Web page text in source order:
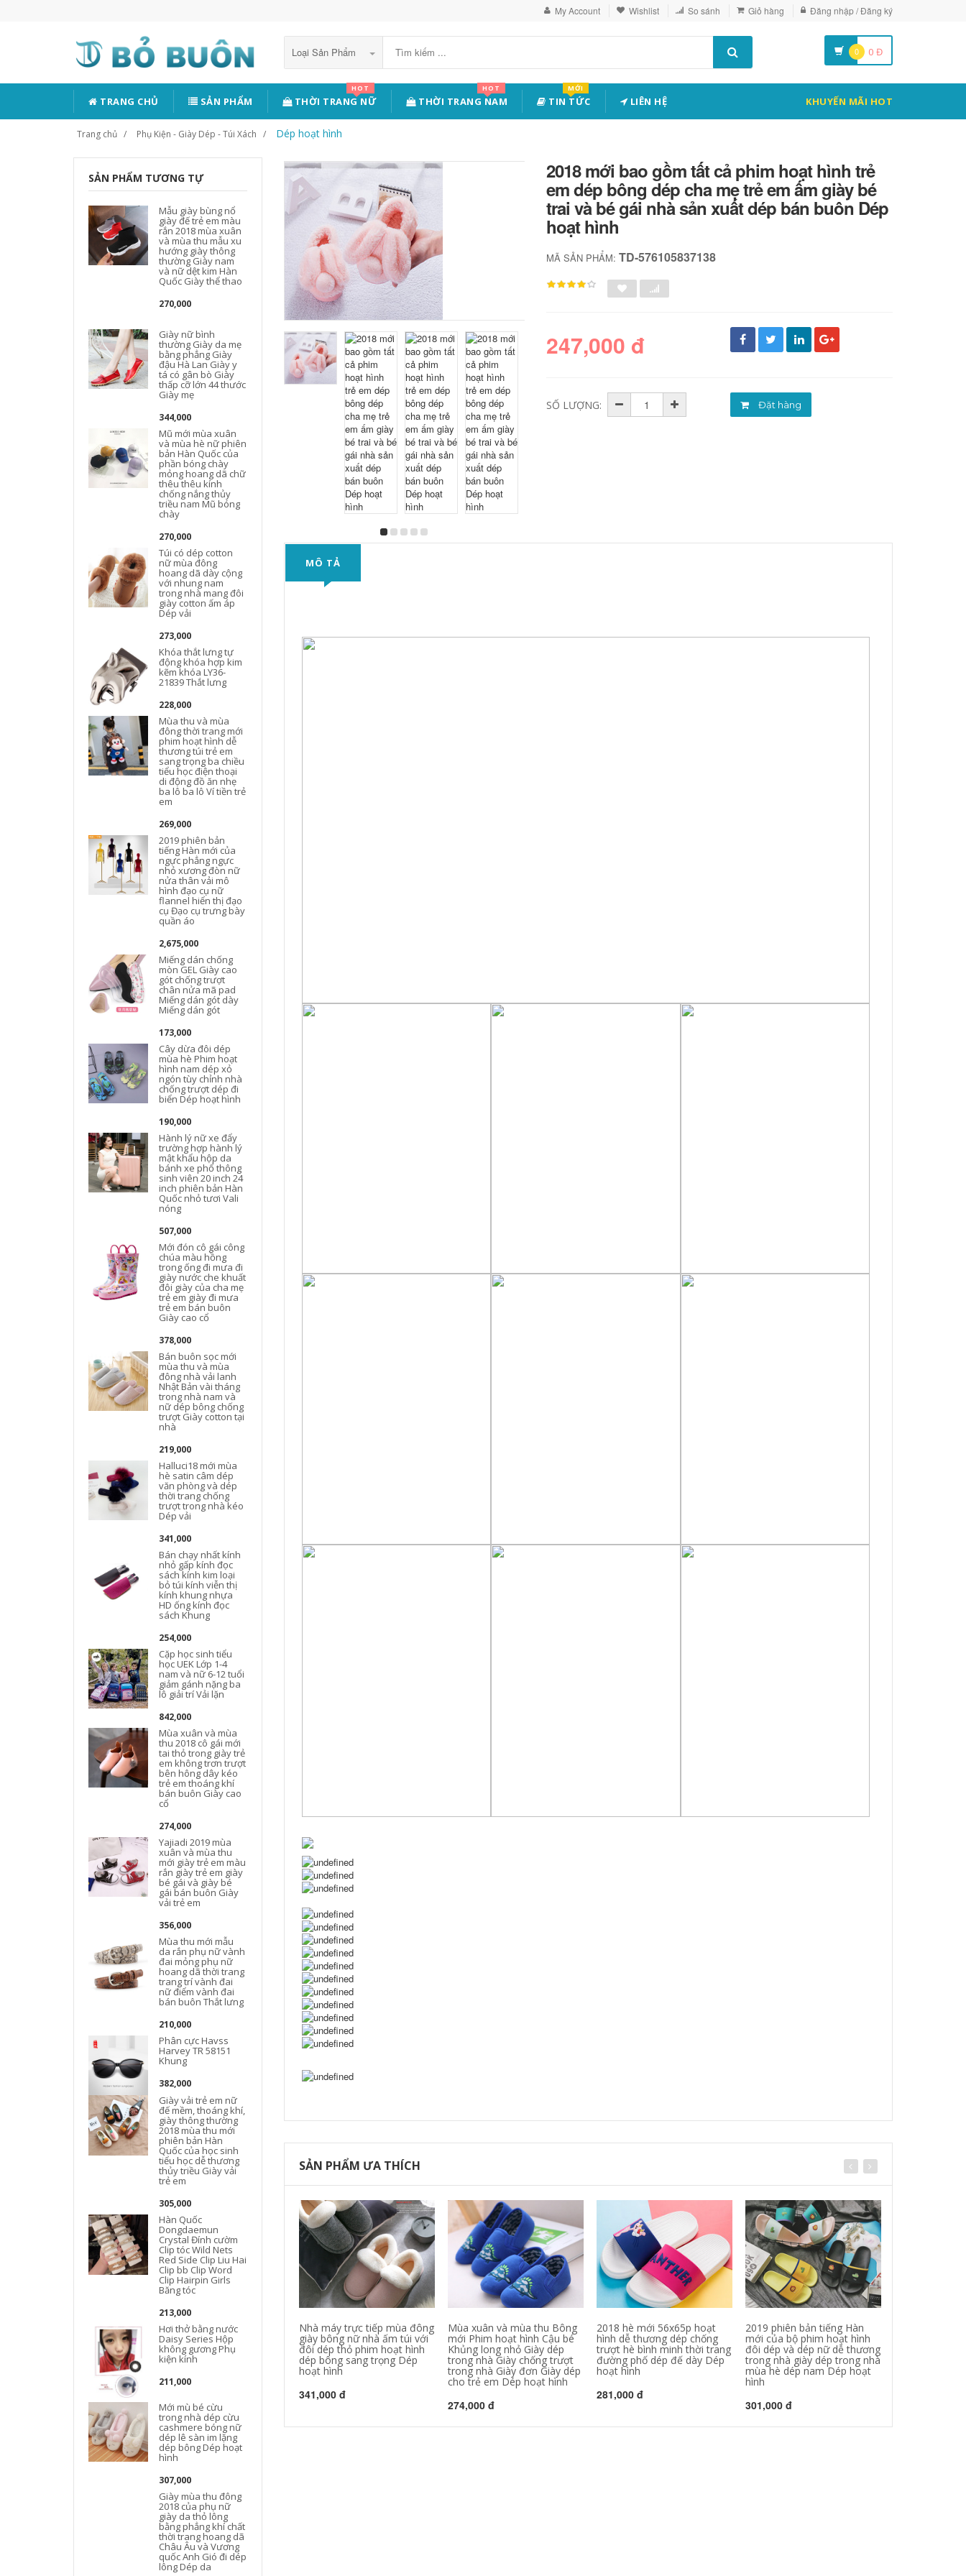
My Account Wishlist So sánh Giỏ hàng Đăng nhập / Đăng ký
Loại Sản Phẩm 0 0 Đ
TRANG CHỦ SẢN PHẨM THỜI TRANG NỮ
HOT
THỜI TRANG NAM
HOT
TIN TỨC
MỚI
LIÊN HỆ KHUYẾN MÃI HOT
Trang chủ Phụ Kiện - Giày Dép - Túi Xách Dép hoạt hình
SẢN PHẨM TƯƠNG TỰ
Mẫu giày bùng nổ
giày đế trẻ em màu
rắn 2018 mùa xuân
và mùa thu mẫu xu
hướng giày thông
thường Giày nam
và nữ dệt kim Hàn
Quốc Giày thể thao
270,000
Giày nữ bình
thường Giày da mẹ
bằng phẳng Giày
đậu Hà Lan Giày y
tá có gân bò Giày
thấp cỡ lớn 44 thước
Giày mẹ
344,000
Mũ mới mùa xuân
và mùa hè nữ phiên
bản Hàn Quốc của
phần bóng chày
mỏng hoang dã chữ
thêu thêu kính
chống nắng thủy
triều nam Mũ bóng
chày
270,000
Túi có dép cotton
nữ mùa đông
hoang dã dày cộng
với nhung nam
trong nhà mang đôi
giày cotton ấm áp
Dép vải
273,000
Khóa thắt lưng tự
động khóa hợp kim
kẽm khóa LY36-
21839 Thắt lưng
228,000
Mùa thu và mùa
đông thời trang mới
phim hoạt hình dễ
thương túi trẻ em
sang trọng ba chiều
tiểu học điện thoại
di động đồ ăn nhẹ
ba lô ba lô Ví tiền trẻ
em
269,000
2019 phiên bản
tiếng Hàn mới của
ngực phẳng ngực
nhỏ xương đòn nữ
nửa thân vải mô
hình đạo cụ nữ
flannel hiển thị đạo
cụ Đạo cụ trưng bày
quần áo
2,675,000
Miếng dán chống
mòn GEL Giày cao
gót chống trượt
chân nửa mã pad
Miếng dán gót dày
Miếng dán gót
173,000
Cây dừa đôi dép
mùa hè Phim hoạt
hình nam dép xỏ
ngón tùy chỉnh nhà
chống trượt dép đi
biển Dép hoạt hình
190,000
Hành lý nữ xe đẩy
trường hợp hành lý
mật khẩu hộp da
bánh xe phổ thông
sinh viên 20 inch 24
inch phiên bản Hàn
Quốc nhỏ tươi Vali
nóng
507,000
Mới đón cô gái công
chúa màu hồng
trong ống đi mưa đi
giày nước che khuất
đôi giày của cha mẹ
trẻ em giày đi mưa
trẻ em bán buôn
Giày cao cổ
378,000
Bán buôn sọc mới
mùa thu và mùa
đông nhà vải lanh
Nhật Bản vài tháng
trong nhà nam và
nữ dép bông chống
trượt Giày cotton tại
nhà
219,000
Halluci18 mới mùa
hè satin câm dép
văn phòng và dép
thời trang chống
trượt trong nhà kéo
Dép vải
341,000
Bán chạy nhất kính
nhỏ gấp kính đọc
sách kính kim loại
bỏ túi kính viễn thị
kính khung nhựa
HD ống kính đọc
sách Khung
254,000
Cặp học sinh tiểu
học UEK Lớp 1-4
nam và nữ 6-12 tuổi
giảm gánh nặng ba
lô giải trí Vải lặn
842,000
Mùa xuân và mùa
thu 2018 cô gái mới
tai thỏ trong giày trẻ
em không trơn trượt
bên hông dây kéo
trẻ em thoáng khí
bán buôn Giày cao
cổ
274,000
Yajiadi 2019 mùa
xuân và mùa thu
mới giày trẻ em màu
rắn giày trẻ em giày
bé gái và giày bé
gái bán buôn Giày
vải trẻ em
356,000
Mùa thu mới mẫu
da rắn phụ nữ vành
đai mỏng phụ nữ
hoang dã thời trang
trang trí vành đai
nữ điểm vành đai
bán buôn Thắt lưng
210,000
Phân cực Havss
Harvey TR 58151
Khung
382,000
Giày vải trẻ em nữ
đế mềm, thoáng khí,
giày thông thường
2018 mùa thu mới
phiên bản Hàn
Quốc của học sinh
tiểu học dễ thương
thủy triều Giày vải
trẻ em
305,000
Hàn Quốc
Dongdaemun
Crystal Đính cườm
Clip tóc Wild Nets
Red Side Clip Liu Hai
Clip bb Clip Word
Clip Hairpin Girls
Băng tóc
213,000
Hơi thở bằng nước
Daisy Series Hộp
không gương Phụ
kiện kính
211,000
Mới mù bé cừu
trong nhà dép cừu
cashmere bóng nữ
dép lê sàn im lặng
dép bông Dép hoạt
hình
307,000
Giày mùa thu đông
2018 của phụ nữ
giày da thỏ lông
bằng phẳng khí chất
thời trang hoang dã
Châu Âu và Vương
quốc Anh Gió đi dép
lông Dép da
2018 mới bao gồm tất cả phim hoạt hình trẻ
em dép bông dép cha mẹ trẻ em ấm giày bé
trai và bé gái nhà sản xuất dép bán buôn Dép
hoạt hình
MÃ SẢN PHẨM:TD-576105837138
247,000 đ
SỐ LƯỢNG: Đặt hàng
MÔ TẢ
SẢN PHẨM ƯA THÍCH
Nhà máy trực tiếp mùa đông
giày bông nữ nhà ấm túi với
đôi dép thỏ phim hoạt hình
dép bông sang trọng Dép
hoạt hình
341,000 đ
Mùa xuân và mùa thu Bông
mới Phim hoạt hình Cậu bé
Khủng long nhỏ Giày dép
trong nhà Giày chống trượt
trong nhà Giày đơn Giày dép
cho trẻ em Dép hoạt hình
274,000 đ
2018 hè mới 56x65p hoạt
hình dễ thương dép chống
trượt hè bình minh thời trang
đường phố dép đế dày Dép
hoạt hình
281,000 đ
2019 phiên bản tiếng Hàn
mới của bộ phim hoạt hình
đôi dép và dép nữ dễ thương
trong nhà giày dép trong nhà
mùa hè dép nam Dép hoạt
hình
301,000 đ